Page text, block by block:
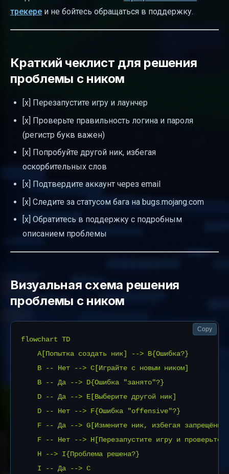
трекере и не бойтесь обращаться в поддержку.
Краткий чеклист для решения
проблемы с ником
[x] Перезапустите игру и лаунчер
[x] Проверьте правильность логина и пароля
(регистр букв важен)
[x] Попробуйте другой ник, избегая
оскорбительных слов
[x] Подтвердите аккаунт через email
[x] Следите за статусом бага на bugs.mojang.com
[x] Обратитесь в поддержку с подробным
описанием проблемы
Визуальная схема решения
проблемы с ником
flowchart TD
    A[Попытка создать ник] --> B{Ошибка?}
    B -- Нет --> C[Играйте с новым ником]
    B -- Да --> D{Ошибка "занято"?}
    D -- Да --> E[Выберите другой ник]
    D -- Нет --> F{Ошибка "offensive"?}
F -- Да --> G[Измените ник, избегая
F -- Нет --> H[Перезапустите игру и проверьте
    H --> I{Проблема решена?}
    I -- Да --> C
Copy